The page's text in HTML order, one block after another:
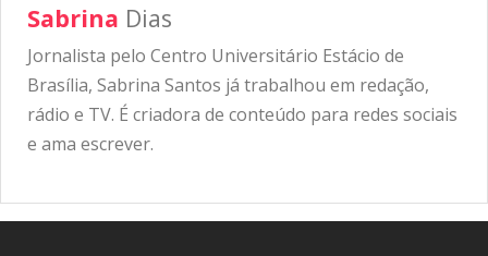
Sabrina Dias
Jornalista pelo Centro Universitário Estácio de
Brasília, Sabrina Santos já trabalhou em redação,
rádio e TV. É criadora de conteúdo para redes sociais
e ama escrever.